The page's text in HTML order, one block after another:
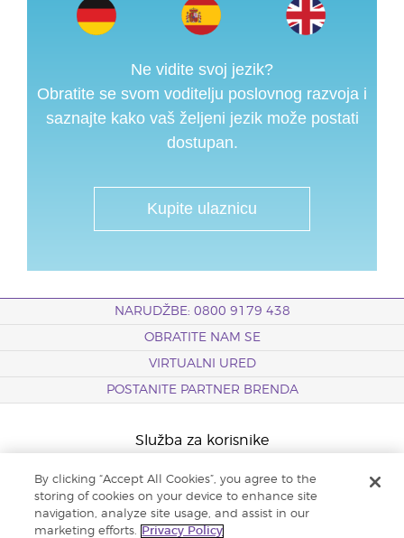
Ne vidite svoj jezik?
Obratite se svom voditelju poslovnog razvoja i
saznajte kako vaš željeni jezik može postati
dostupan.
Kupite ulaznicu
NARUDŽBE: 0800 9179 438
OBRATITE NAM SE
VIRTUALNI URED
POSTANITE PARTNER BRENDA
Služba za korisnike
Događaji
Karijere
By clicking “Accept All Cookies”, you agree to the
storing of cookies on your device to enhance site
navigation, analyze site usage, and assist in our
marketing efforts.
Privacy Policy